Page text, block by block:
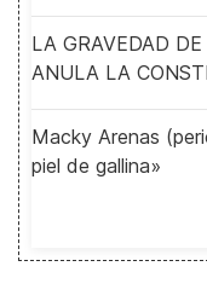
LA GRAVEDAD
ANULA LA
Macky Arenas
piel de gallina»